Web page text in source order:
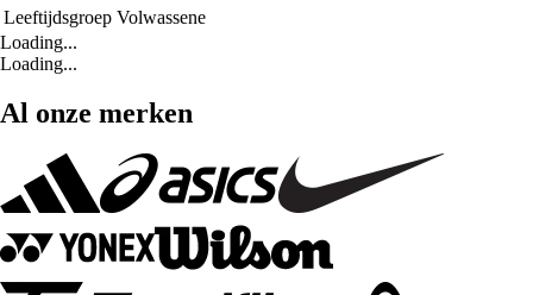
Leeftijdsgroep Volwassene
Loading...
Loading...
Al onze merken